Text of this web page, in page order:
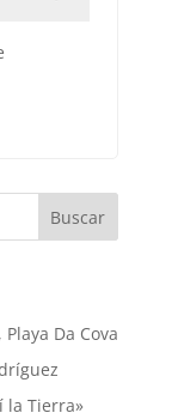
Buscar
Da Cova
la Tierra»